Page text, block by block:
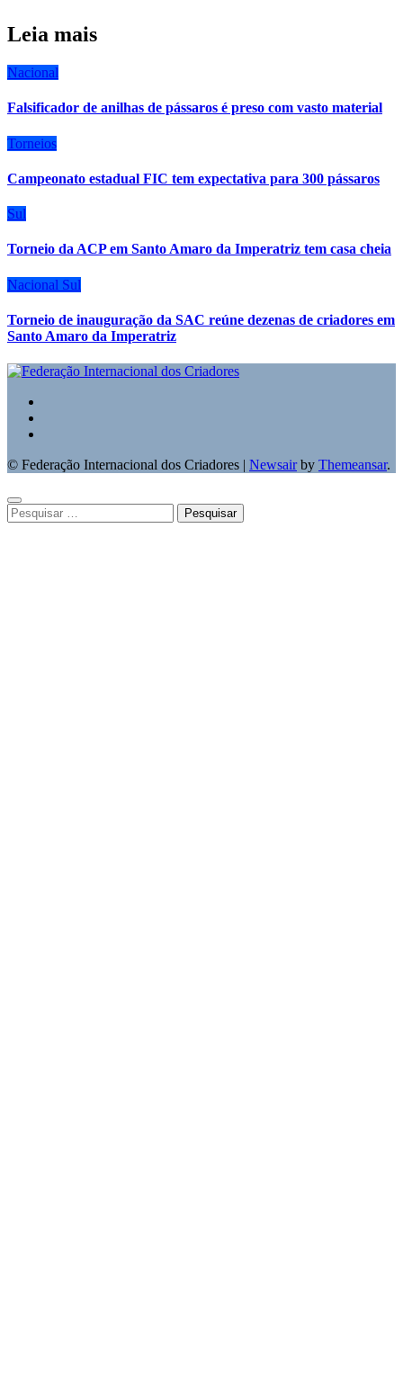
Leia mais
Nacional
Falsificador de anilhas de pássaros é preso com vasto material
Torneios
Campeonato estadual FIC tem expectativa para 300 pássaros
Sul
Torneio da ACP em Santo Amaro da Imperatriz tem casa cheia
Nacional Sul
Torneio de inauguração da SAC reúne dezenas de criadores em
Santo Amaro da Imperatriz
© Federação Internacional dos Criadores | Newsairby Themeansar.
Pesquisar
por: